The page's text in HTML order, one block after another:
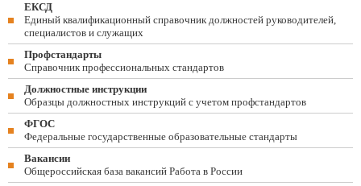
ЕКСД
Единый квалификационный справочник должностей руководителей,
специалистов и служащих
Профстандарты
Справочник профессиональных стандартов
Должностные инструкции
Образцы должностных инструкций с учетом профстандартов
ФГОС
Федеральные государственные образовательные стандарты
Вакансии
Общероссийская база вакансий Работа в России